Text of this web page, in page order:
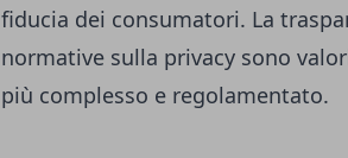
fiducia dei consumatori. La
normative sulla privacy sono
più complesso e regolamentato.